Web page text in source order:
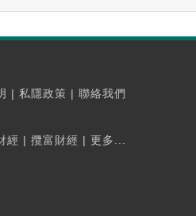
| 私隱政策 | 聯絡我們
經 | 攬富財經 | 更多...